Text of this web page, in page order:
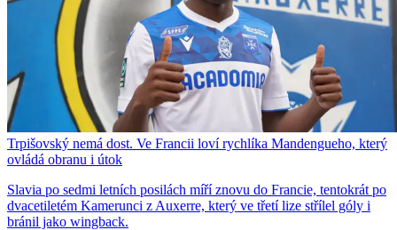
Trpišovský nemá dost. Ve Francii loví rychlíka Mandengueho, který
ovládá obranu i útok
Slavia po sedmi letních posilách míří znovu do Francie, tentokrát po
dvacetiletém Kamerunci z Auxerre, který ve třetí lize střílel góly i
bránil jako wingback.